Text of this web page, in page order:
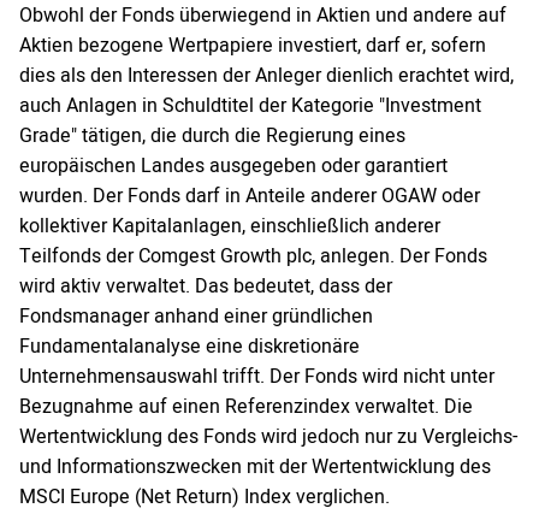
Obwohl der Fonds überwiegend in Aktien und andere auf
Aktien bezogene Wertpapiere investiert, darf er, sofern
dies als den Interessen der Anleger dienlich erachtet wird,
auch Anlagen in Schuldtitel der Kategorie "Investment
Grade" tätigen, die durch die Regierung eines
europäischen Landes ausgegeben oder garantiert
wurden. Der Fonds darf in Anteile anderer OGAW oder
kollektiver Kapitalanlagen, einschließlich anderer
Teilfonds der Comgest Growth plc, anlegen. Der Fonds
wird aktiv verwaltet. Das bedeutet, dass der
Fondsmanager anhand einer gründlichen
Fundamentalanalyse eine diskretionäre
Unternehmensauswahl trifft. Der Fonds wird nicht unter
Bezugnahme auf einen Referenzindex verwaltet. Die
Wertentwicklung des Fonds wird jedoch nur zu Vergleichs-
und Informationszwecken mit der Wertentwicklung des
MSCI Europe (Net Return) Index verglichen.